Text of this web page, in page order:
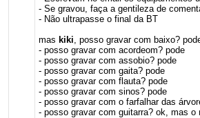
- Se gravou, faça a gentileza de
- Não ultrapasse o final da BT
mas kiki, posso gravar com baixo?
- posso gravar com acordeom? pode
- posso gravar com assobio? pode
- posso gravar com gaita? pode
- posso gravar com flauta? pode
- posso gravar com sinos? pode
- posso gravar com o farfalhar das
- posso gravar com guitarra? ok, mas